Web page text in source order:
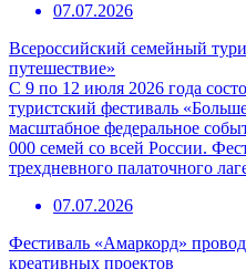
07.07.2026
Всероссийский семейный
путешествие»
С 9 по 12 июля 2026 года
туристский фестиваль
масштабное федеральное
000 семей со всей России.
трехдневного палаточного
07.07.2026
Фестиваль «Амаркорд»
креативных проектов